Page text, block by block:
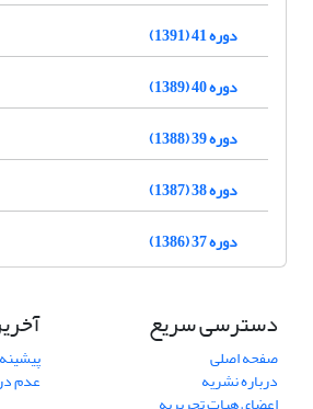
دوره 41 (1391)
دوره 40 (1389)
دوره 39 (1388)
دوره 38 (1387)
دوره 37 (1386)
دسترسی سریع
صفحه اصلی
درباره نشریه عدم